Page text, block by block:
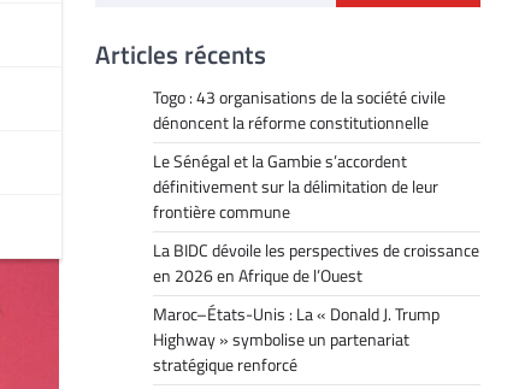
Articles récents
Togo : 43 organisations de la société civile
dénoncent la réforme constitutionnelle
Le Sénégal et la Gambie s’accordent
définitivement sur la délimitation de leur
frontière commune
La BIDC dévoile les perspectives de croissance
en 2026 en Afrique de l’Ouest
Maroc–États-Unis : La « Donald J. Trump
Highway » symbolise un partenariat
stratégique renforcé